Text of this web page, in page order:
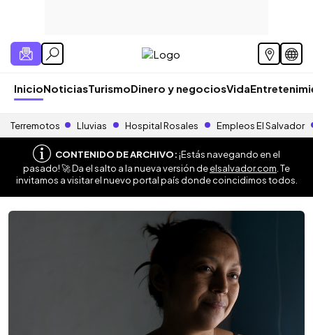
InicioNoticiasTurismoDinero y negociosVida
Terremotos Lluvias Hospital Rosales Empleos El Salvador
CONTENIDO DE ARCHIVO:¡Estás navegando en el
pasado! 🚀 Da el salto a la nueva versión deelsalvador.com . Te
invitamos a visitar el nuevo portal país donde coincidimos todos.